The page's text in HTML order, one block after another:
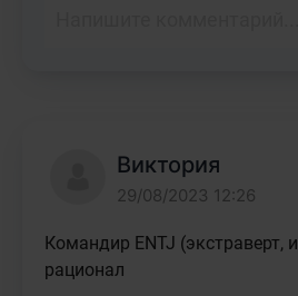
Виктория
29/08/2023 12:26
Командир ENTJ (экстраверт,
рационал